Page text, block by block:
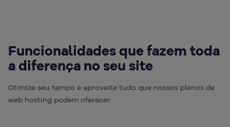
Funcionalidades que fazem toda
a diferença no seu site
Otimize seu tempo e aproveite tudo que nossos planos de
web hosting podem oferecer.